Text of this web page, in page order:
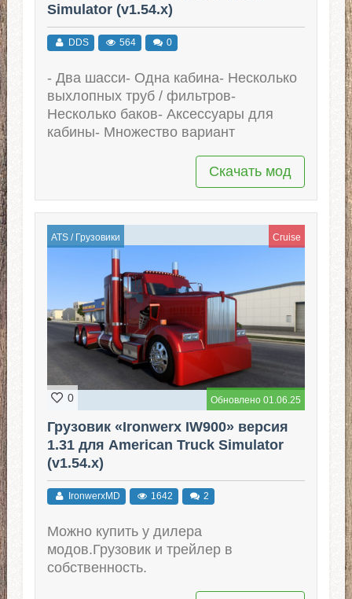
Simulator (v1.54.x)
DDS 564 0
- Два шасси- Одна кабина- Несколько
выхлопных труб / фильтров-
Несколько баков- Аксессуары для
кабины- Множество вариант
Скачать мод
ATS/ Грузовики Cruise
Обновлено 01.06.25
0
Грузовик «Ironwerx IW900» версия
1.31 для American Truck Simulator
(v1.54.x)
IronwerxMD 1642 2
Можно купить у дилера
модов.Грузовик и трейлер в
собственность.